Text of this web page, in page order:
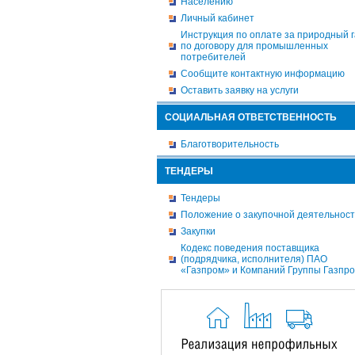
Личный кабинет
Инструкция по оплате за природный
по договору для промышленных
потребителей
Сообщите контактную информацию
Оставить заявку на услуги
СОЦИАЛЬНАЯ ОТВЕТСТВЕННОСТЬ
Благотворительность
ТЕНДЕРЫ
Тендеры
Положение о закупочной
Закупки
Кодекс поведения поставщика
(подрядчика, исполнителя) ПАО
«Газпром» и Компаний Группы